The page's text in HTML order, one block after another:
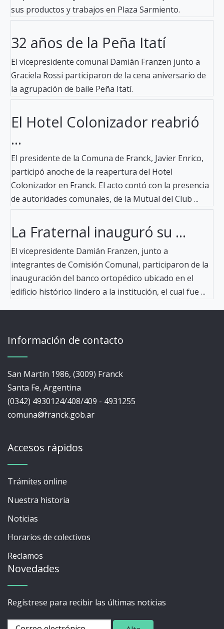
sus productos y trabajos en Plaza Sarmiento.
32 años de la Peña Itatí
El vicepresidente comunal Damián Franzen junto a
Graciela Rossi participaron de la cena aniversario de
la agrupación de baile Peña Itatí.
El Hotel Colonizador reabrió
...
El presidente de la Comuna de Franck, Javier Enrico,
participó anoche de la reapertura del Hotel
Colonizador en Franck. El acto contó con la presencia
de autoridades comunales, de la Mutual del Club ...
La Fraternal inauguró su ...
El vicepresidente Damián Franzen, junto a
integrantes de Comisión Comunal, participaron de la
inauguración del banco ortopédico ubicado en el
edificio histórico lindero a la institución, el cual fue ...
Información de contacto
San Martín 1986, (3009) Franck
Santa Fe, Argentina
(0342) 4930124/408/409 - 4931255
comuna@franck.gob.ar
Accesos rápidos
Trámites online
Nuestra historia
Noticias
Horarios de colectivos
Reclamos
Novedades
Regístrese para recibir las últimas noticias